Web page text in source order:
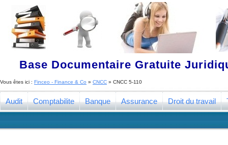
Base Documentaire Gratuite
Vous êtes ici : Finceo - Finance & Co » CNCC » CNCC 5-110
Audit Comptabilite Banque Assurance Droit du travail